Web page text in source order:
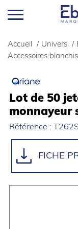
Accueil / Univers /
Accessoires
Lot de 50
monnayeur
Référence :
FICHE